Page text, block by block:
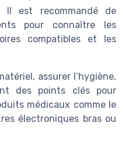
Il est recommandé de
pour connaître les
compatibles et les
assurer l’hygiène,
des points clés pour
médicaux comme le
électroniques bras ou